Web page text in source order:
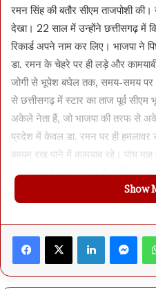
रमन सिंह की बतौर सीएम ताजपोशी
देखा। 22 साल में उन्होंने छत्तीसगढ़ में
रिकार्ड अपने नाम कर लिए। भाजपा ने
डा. रमन के चेहरे पर ही लड़े और
जोगी से भूपेश बघेल तक, समय-समय पर
से छत्तीसगढ़ में स्टार का ताज पूर्व
अकेले नेता हैं, जो भाजपा की तरफ से
प्रदेश में केवल डा. रमन पर ही हमलावर
कायम रख पाने में कामयाब रहे। पांच
को भाजपा ने राजनांदगांव से
भाजपा के ही लोग दबी जुबान में यह
भाजपा का सबसे बड़ा चेहरा बने रहे और
डा. रमन ने छत्तीसगढ़ विधानसभा के
दो माह से भाजपा के पोस्टर-बैनरों में डा.
नजर नहीं आ रहा है। दिल्ली से आने
Show
Facebook X LinkedIn